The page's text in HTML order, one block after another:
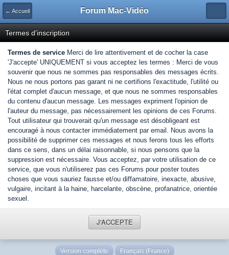
← Accueil Forum Mac-Vidéo
Termes d'inscription
Termes de service Merci de lire attentivement et de cocher la case
'J'accepte' UNIQUEMENT si vous acceptez les termes : Merci de vous
souvenir que nous ne sommes pas responsables des messages écrits.
Nous ne nous portons pas garant ni ne certifions l'exactitude, l'utilité ou
l'état complet d'aucun message, et que nous ne sommes responsables
du contenu d'aucun message. Les messages expriment l'opinion de
l'auteur du message, pas nécessairement les opinions de ces Forums.
Tout utilisateur qui trouverait qu'un message est désobligeant est
encouragé à nous contacter immédiatement par email. Nous avons la
possibilité de supprimer ces messages et nous ferons tous les efforts
dans ce sens, dans un délai raisonnable, si nous pensons que la
suppression est nécessaire. Vous acceptez, par votre utilisation de ce
service, que vous n'utiliserez pas ces Forums pour poster toutes
choses que vous sauriez fausse et/ou diffamatoire, inexacte, abusive,
vulgaire, incitant à la haine, harcelante, obscène, profanatrice, orientée
sexuel.
J'ACCEPTE
Version complète Français (France)